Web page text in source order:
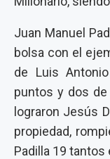
Juan Manuel
bolsa con el
de Luis
puntos y dos
lograron Jesús
propiedad,
Padilla 19 tantos